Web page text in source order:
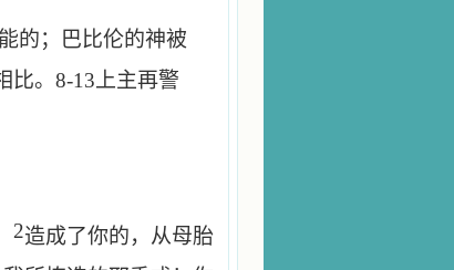
的；巴比伦的神被
。 8-13 上主再警
2造成了你的，从母胎